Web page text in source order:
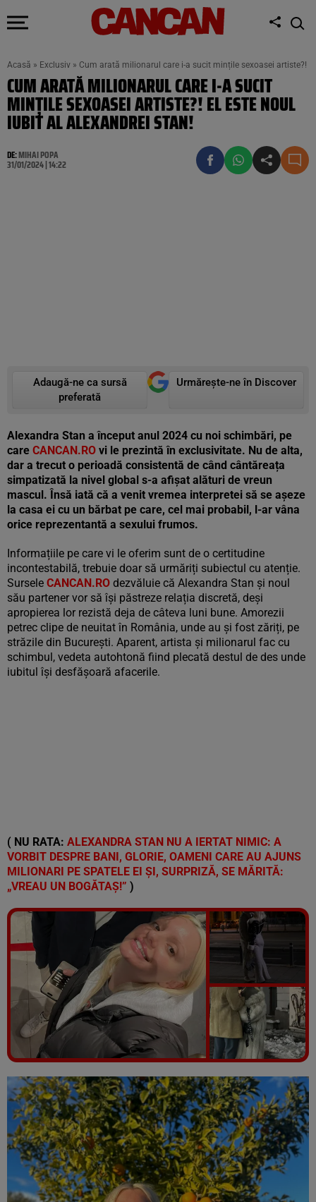
Acasă » Exclusiv » Cum arată milionarul care i-a sucit mințile sexoasei artiste?!
CUM ARATĂ MILIONARUL CARE I-A SUCIT
MINȚILE SEXOASEI ARTISTE?! EL ESTE NOUL
IUBIT AL ALEXANDREI STAN!
DE:MIHAI POPA
31/01/2024 | 14:22
Adaugă-ne ca sursă
preferată
Urmărește-ne în Discover
Alexandra Stan a început anul 2024 cu noi schimbări, pe
care CANCAN.RO vi le prezintă în exclusivitate. Nu de alta,
dar a trecut o perioadă consistentă de când cântăreața
simpatizată la nivel global s-a afișat alături de vreun
mascul. Însă iată că a venit vremea interpretei să se așeze
la casa ei cu un bărbat pe care, cel mai probabil, l-ar vâna
orice reprezentantă a sexului frumos.
Informațiile pe care vi le oferim sunt de o certitudine
incontestabilă, trebuie doar să urmăriți subiectul cu atenție.
Sursele CANCAN.RO dezvăluie că Alexandra Stan și noul
său partener vor să își păstreze relația discretă, deși
apropierea lor rezistă deja de câteva luni bune. Amorezii
petrec clipe de neuitat în România, unde au și fost zăriți, pe
străzile din București. Aparent, artista și milionarul fac cu
schimbul, vedeta autohtonă fiind plecată destul de des unde
iubitul își desfășoară afacerile.
( NU RATA: ALEXANDRA STAN NU A IERTAT NIMIC: A
VORBIT DESPRE BANI, GLORIE, OAMENI CARE AU AJUNS
MILIONARI PE SPATELE EI ȘI, SURPRIZĂ, SE MĂRITĂ:
„VREAU UN BOGĂTAȘ!” )
Vezi galeria foto
8 poze